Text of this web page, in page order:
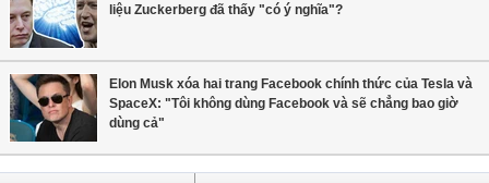
liệu Zuckerberg đã thấy "có ý nghĩa"?
Elon Musk xóa hai trang Facebook chính thức của Tesla và
SpaceX: "Tôi không dùng Facebook và sẽ chẳng bao giờ
dùng cả"